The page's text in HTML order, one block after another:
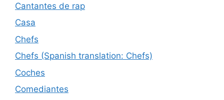
Cantantes de rap
Casa
Chefs
Chefs (Spanish translation: Chefs)
Coches
Comediantes